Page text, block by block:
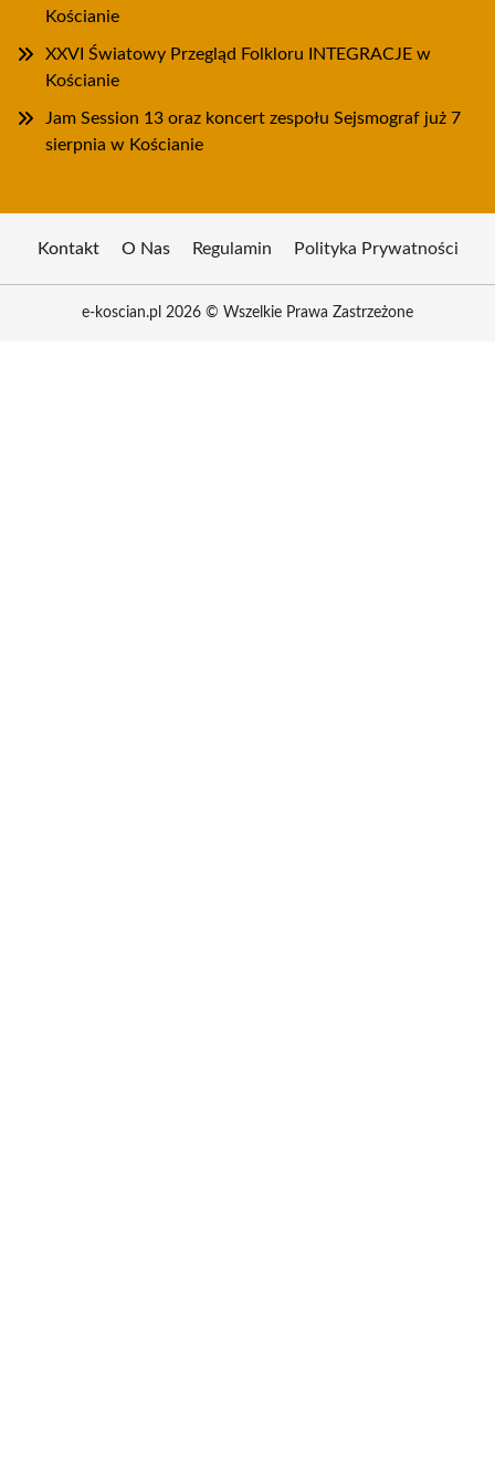
Kościanie
XXVI Światowy Przegląd Folkloru INTEGRACJE w
Kościanie
Jam Session 13 oraz koncert zespołu Sejsmograf już 7
sierpnia w Kościanie
Kontakt O Nas Regulamin Polityka Prywatności
e-koscian.pl 2026 © Wszelkie Prawa Zastrzeżone